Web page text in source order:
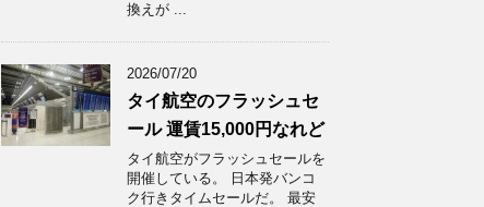
換えが ...
2026/07/20
タイ航空のフラッシュセ
ール 運賃15,000円なれど
タイ航空がフラッシュセールを
開催している。 日本発バンコ
ク行きタイムセールだ。 最安